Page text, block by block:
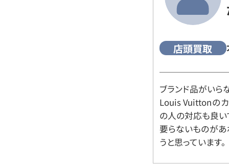
店頭買取
ブランド品がいら
Louis Vuittonの
の人の対応も良い
要らないものがあ
うと思っています。